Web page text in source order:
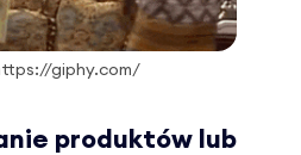
giphy.com/
produktów lub